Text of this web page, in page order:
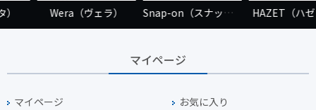
Snap-on（スナップオン） HAZET（ハゼット） BAHCO（バーコ
マイページ
マイページ
お気に入り